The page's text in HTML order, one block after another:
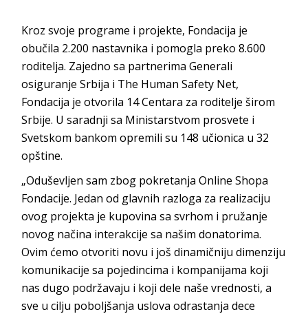
Kroz svoje programe i projekte, Fondacija je
obučila 2.200 nastavnika i pomogla preko 8.600
roditelja. Zajedno sa partnerima Generali
osiguranje Srbija i The Human Safety Net,
Fondacija je otvorila 14 Centara za roditelje širom
Srbije. U saradnji sa Ministarstvom prosvete i
Svetskom bankom opremili su 148 učionica u 32
opštine.
„Oduševljen sam zbog pokretanja Online Shopa
Fondacije. Jedan od glavnih razloga za realizaciju
ovog projekta je kupovina sa svrhom i pružanje
novog načina interakcije sa našim donatorima.
Ovim ćemo otvoriti novu i još dinamičniju dimenziju
komunikacije sa pojedincima i kompanijama koji
nas dugo podržavaju i koji dele naše vrednosti, a
sve u cilju poboljšanja uslova odrastanja dece